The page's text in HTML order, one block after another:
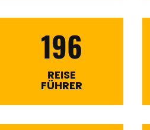
196
REISE
FÜHRER